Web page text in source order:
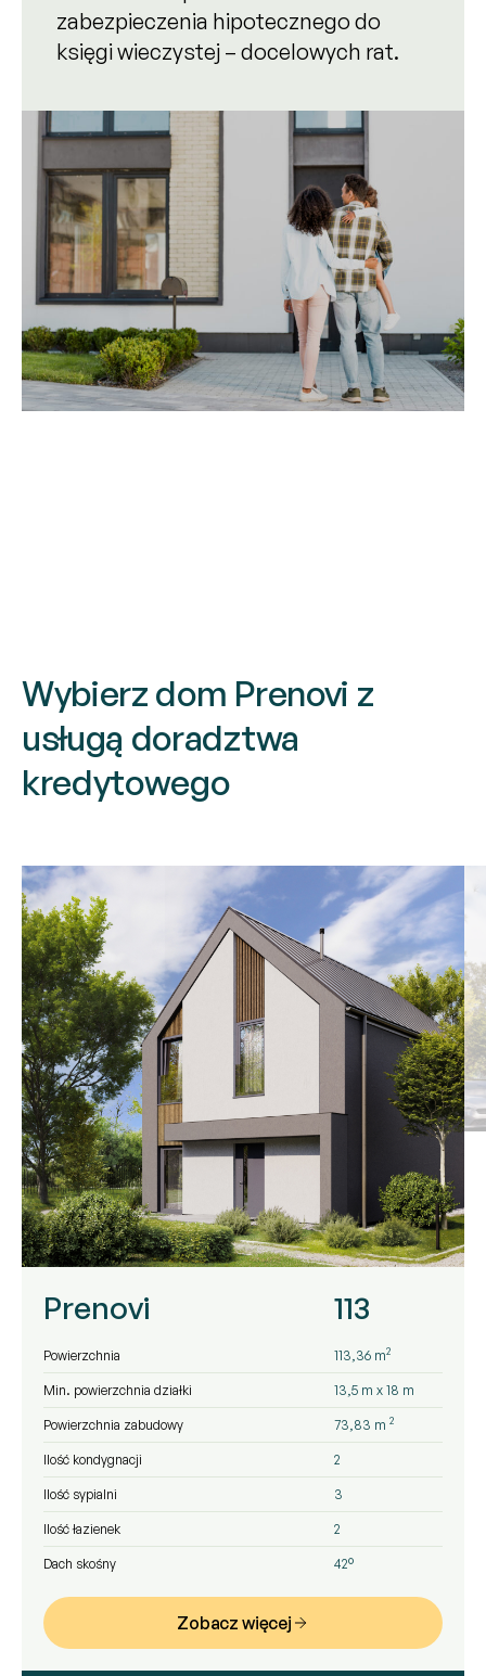
zabezpieczenia hipotecznego do
księgi wieczystej – docelowych rat.
Wybierz dom Prenovi z
usługą doradztwa
kredytowego
Prenovi 113
Powierzchnia 113,36 m2
Min. powierzchnia działki 13,5 m x 18 m
Powierzchnia zabudowy 73,83 m 2
Ilość kondygnacji 2
Ilość sypialni 3
Ilość łazienek 2
Dach skośny 42°
Zobacz więcej